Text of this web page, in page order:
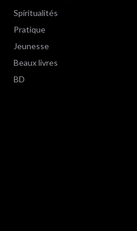
Spiritualités
Pratique
Jeunesse
Beaux livres
BD